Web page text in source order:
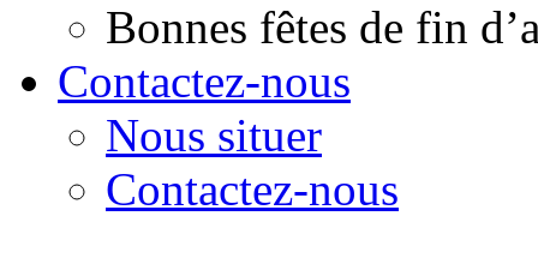
Bonnes fêtes de fin
Contactez-nous
Nous situer
Contactez-nous